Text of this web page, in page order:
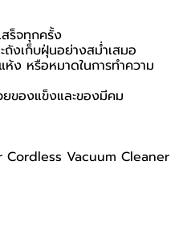
ร็จทุกครั้ง
งเก็บฝุ่นอย่างสม่ำเสมอ
ง หรือหมาดในการทำความ
ของแข็งและของมีคม
Cordless Vacuum Cleaner